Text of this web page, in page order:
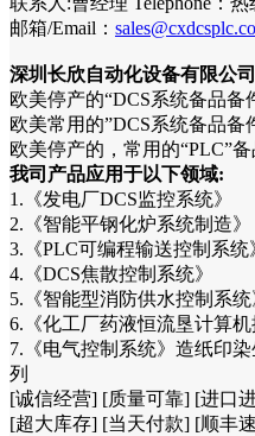
邮箱/Email：
深圳长欣自动化设备有限公司
欧美停产的“DCS系统备品备
欧美常用的”DCS系统备品备
欧美停产的，常用的“PLC”
我司产品应用于以下领域:
1.《发电厂DCS监控系统》
2.《智能平钢化炉系统制造》
3.《PLC可编程输送控制系统
4.《DCS焦散控制系统》
5.《智能型消防供水控制系统
6.《化工厂药液恒流垦计算机
7.《电气控制系统》造纸印
列
[诚信经营] [质量可靠] [进口
[超大库存] [当天付款] [顺丰